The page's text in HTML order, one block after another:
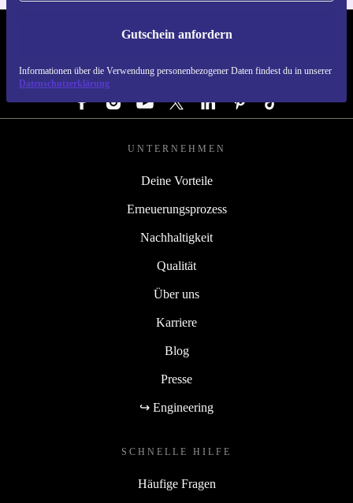
Gutschein anfordern
Informationen über die Verwendung personenbezogener Daten findest du in unserer
Datenschutzerklärung
REFURBED DEUTSCHLAND - RETHINK NEW.
FOLGE UNS
UNTERNEHMEN
Deine Vorteile
Erneuerungsprozess
Nachhaltigkeit
Qualität
Über uns
Karriere
Blog
Presse
↪ Engineering
SCHNELLE HILFE
Häufige Fragen